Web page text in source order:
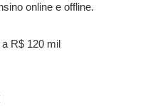
online e offline.
R$ 120 mil